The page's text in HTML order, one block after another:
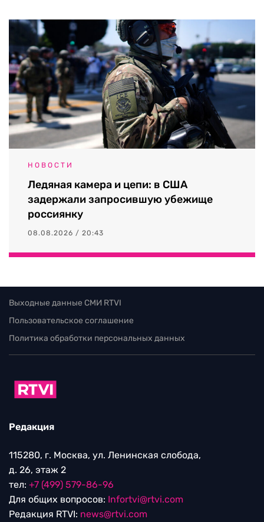
НОВОСТИ
Ледяная камера и цепи: в США
задержали запросившую убежище
россиянку
08.08.2026 / 20:43
Выходные данные СМИ RTVI
Пользовательское соглашение
Политика обработки персональных данных
Редакция
115280, г. Москва, ул. Ленинская слобода,
д. 26, этаж 2
тел: +7 (499) 579-86-96
Для общих вопросов: Infortvi@rtvi.com
Редакция RTVI: news@rtvi.com